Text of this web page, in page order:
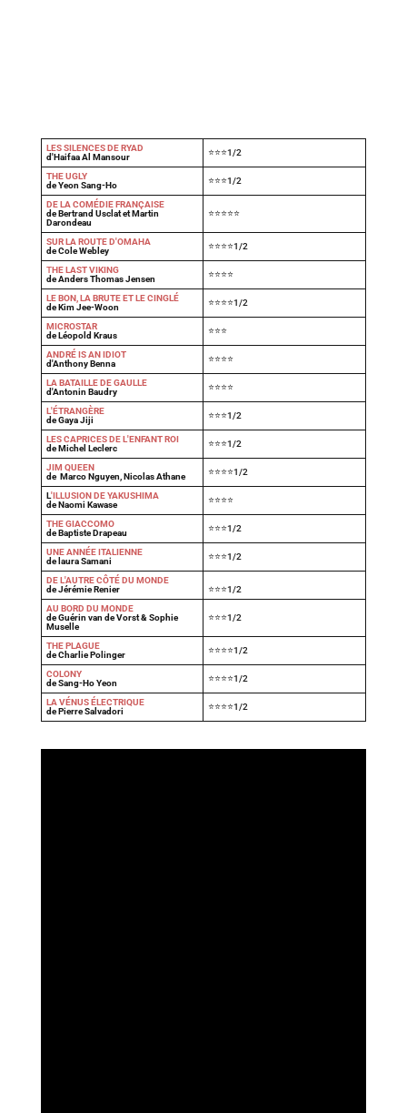
LES SILENCES DE RYAD
d'Haifaa Al Mansour
⭐⭐⭐1/2
THE UGLY
de Yeon Sang-Ho
⭐⭐⭐1/2
DE LA COMÉDIE FRANÇAISE
de Bertrand Usclat et Martin
Darondeau
⭐⭐⭐⭐⭐
SUR LA ROUTE D'OMAHA
de Cole Webley
⭐⭐⭐⭐1/2
THE LAST VIKING
de Anders Thomas Jensen
⭐⭐⭐⭐
LE BON, LA BRUTE ET LE CINGLÉ
de Kim Jee-Woon
⭐⭐⭐⭐1/2
MICROSTAR
de Léopold Kraus
⭐⭐⭐
ANDRÉ IS AN IDIOT
d'Anthony Benna
⭐⭐⭐⭐
LA BATAILLE DE GAULLE
d'Antonin Baudry
⭐⭐⭐⭐
L'ÉTRANGÈRE
de Gaya Jiji
⭐⭐⭐1/2
LES CAPRICES DE L'ENFANT ROI
de Michel Leclerc
⭐⭐⭐1/2
JIM QUEEN
de Marco Nguyen, Nicolas Athane
⭐⭐⭐⭐1/2
L'ILLUSION DE YAKUSHIMA
de Naomi Kawase
⭐⭐⭐⭐
THE GIACCOMO
de Baptiste Drapeau
⭐⭐⭐1/2
UNE ANNÉE ITALIENNE
de laura Samani
⭐⭐⭐1/2
DE L'AUTRE CÔTÉ DU MONDE
de Jérémie Renier
⭐⭐⭐1/2
AU BORD DU MONDE
de Guérin van de Vorst & Sophie
Muselle
⭐⭐⭐1/2
THE PLAGUE
de Charlie Polinger
⭐⭐⭐⭐1/2
COLONY
de Sang-Ho Yeon
⭐⭐⭐⭐1/2
LA VÉNUS ÉLECTRIQUE
de Pierre Salvadori
⭐⭐⭐⭐1/2